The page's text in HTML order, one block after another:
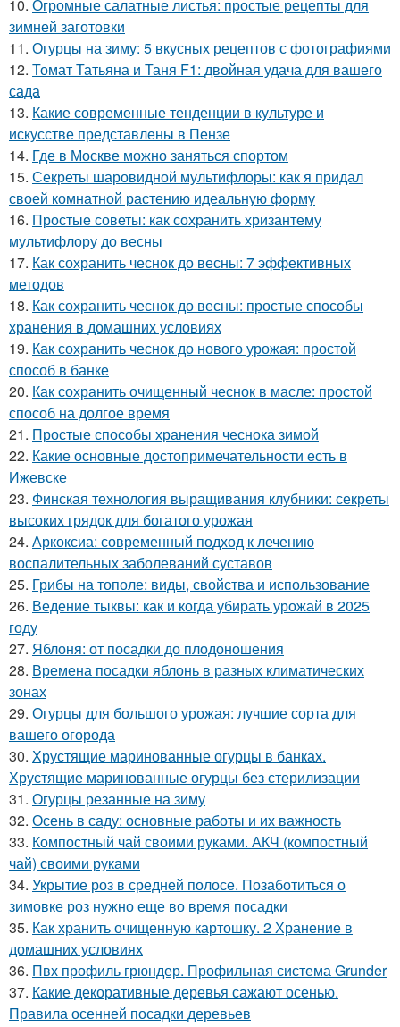
10. Огромные салатные листья: простые рецепты для
зимней заготовки
11. Огурцы на зиму: 5 вкусных рецептов с фотографиями
12. Томат Татьяна и Таня F1: двойная удача для вашего
сада
13. Какие современные тенденции в культуре и
искусстве представлены в Пензе
14. Где в Москве можно заняться спортом
15. Секреты шаровидной мультифлоры: как я придал
своей комнатной растению идеальную форму
16. Простые советы: как сохранить хризантему
мультифлору до весны
17. Как сохранить чеснок до весны: 7 эффективных
методов
18. Как сохранить чеснок до весны: простые способы
хранения в домашних условиях
19. Как сохранить чеснок до нового урожая: простой
способ в банке
20. Как сохранить очищенный чеснок в масле: простой
способ на долгое время
21. Простые способы хранения чеснока зимой
22. Какие основные достопримечательности есть в
Ижевске
23. Финская технология выращивания клубники: секреты
высоких грядок для богатого урожая
24. Аркоксиа: современный подход к лечению
воспалительных заболеваний суставов
25. Грибы на тополе: виды, свойства и использование
26. Ведение тыквы: как и когда убирать урожай в 2025
году
27. Яблоня: от посадки до плодоношения
28. Времена посадки яблонь в разных климатических
зонах
29. Огурцы для большого урожая: лучшие сорта для
вашего огорода
30. Хрустящие маринованные огурцы в банках.
Хрустящие маринованные огурцы без стерилизации
31. Огурцы резанные на зиму
32. Осень в саду: основные работы и их важность
33. Компостный чай своими руками. АКЧ (компостный
чай) своими руками
34. Укрытие роз в средней полосе. Позаботиться о
зимовке роз нужно еще во время посадки
35. Как хранить очищенную картошку. 2 Хранение в
домашних условиях
36. Пвх профиль грюндер. Профильная система Grunder
37. Какие декоративные деревья сажают осенью.
Правила осенней посадки деревьев